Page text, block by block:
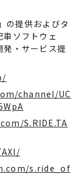
の提供およびタ
ソフトウェ
発・サービス提
channel/UC
S.RIDE.TA
s.ride_of